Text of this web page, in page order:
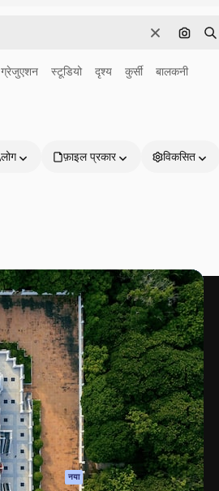
साफ़ इमेज से
ग्रेजुएशन स्टूडियो दृश्य कुर्सी बालकनी
लोग फ़ाइल प्रकार विकसित
शुरू करें
Academy
दस्तावेज़ीकरण
सहायता
उपयोग की शर्तें
गोपनीयता नीति
ओरिजिनल्स नया
कंपनी
मूल्य निर्धारण
हमारे बारे में
रिव्यू
करियर
खोज रुझान
ब्लॉग